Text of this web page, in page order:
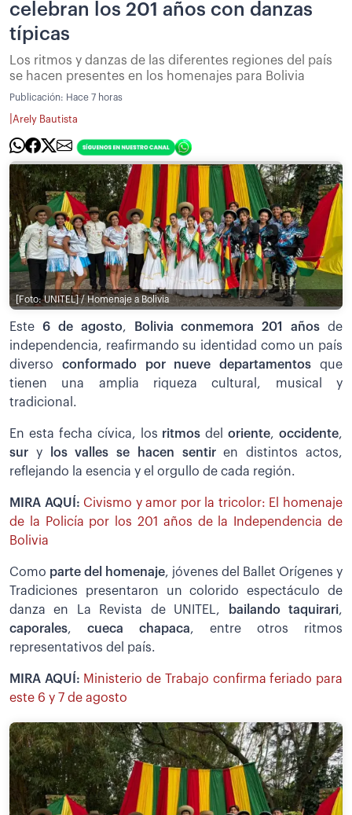
celebran los 201 años con danzas
típicas
Los ritmos y danzas de las diferentes regiones del país
se hacen presentes en los homenajes para Bolivia
Publicación: Hace 7 horas
Arely Bautista
[Foto: UNITEL] / Homenaje a Bolivia
Este 6 de agosto, Bolivia conmemora 201 años de
independencia, reafirmando su identidad como un país
diverso conformado por nueve departamentos que
tienen una amplia riqueza cultural, musical y
tradicional.
En esta fecha cívica, los ritmosdeloriente, occidente,
sur y los valles se hacen sentiren distintos actos,
reflejando la esencia y el orgullo de cada región.
MIRA AQUÍ: Civismo y amor por la tricolor: El homenaje
de la Policía por los 201 años de la Independencia de
Bolivia
Como parte del homenaje, jóvenes del Ballet Orígenes y
Tradiciones presentaron un colorido espectáculo de
danza en La Revista de UNITEL,
bailando taquirari,
caporales, cueca chapaca, entre otros ritmos
representativos del país.
MIRA AQUÍ: Ministerio de Trabajo confirma feriado para
este 6 y 7 de agosto